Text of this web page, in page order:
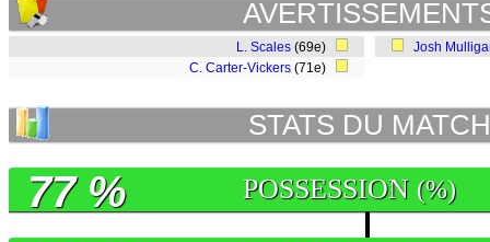
L. Scales (69e)
C. Carter-Vickers (71e)
Josh
STATS DU MATCH
POSSESSION (%)
77 %